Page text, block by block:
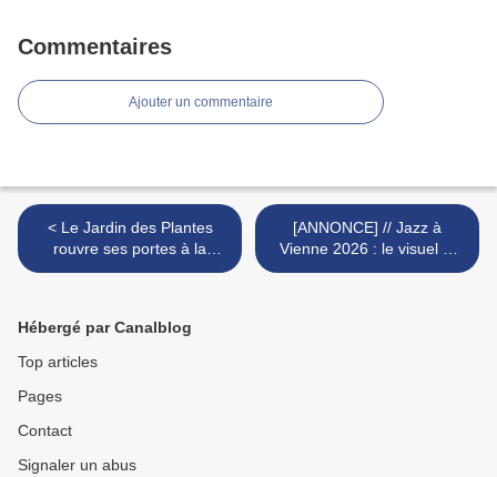
Commentaires
Ajouter un commentaire
< Le Jardin des Plantes
rouvre ses portes à la
magie nocturne avec la 7ᵉ
[ANNONCE] // Jazz à
Vienne 2026 : le visuel et
les premiers noms dévoilés
Hébergé par Canalblog
Top articles
Pages
Contact
Signaler un abus